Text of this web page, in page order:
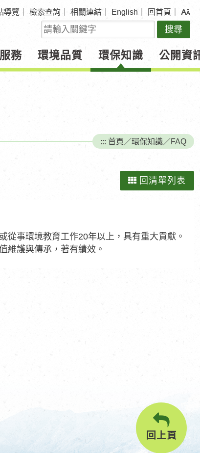
導覽 檢索查詢 相關連結 English 回首頁
關
鍵
字
查
詢
務 環境品質 環保知識 公開資
::: 首頁 ／環保知識／FAQ
回清單列表
從事環境教育工作20年以上，具有重大貢獻。
維護與傳承，著有績效。
回上頁